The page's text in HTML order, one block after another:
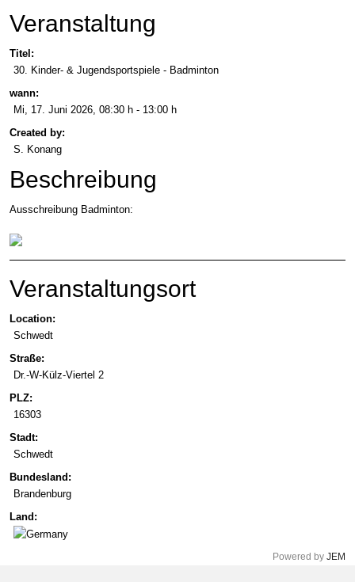
Veranstaltung
Titel:
30. Kinder- & Jugendsportspiele - Badminton
wann:
Mi, 17. Juni 2026, 08:30 h - 13:00 h
Created by:
S. Konang
Beschreibung
Ausschreibung Badminton:
Veranstaltungsort
Location:
Schwedt
Straße:
Dr.-W-Külz-Viertel 2
PLZ:
16303
Stadt:
Schwedt
Bundesland:
Brandenburg
Land:
Powered by JEM